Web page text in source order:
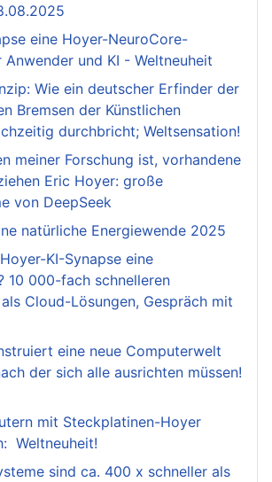
eine Hoyer-NeuroCore-
und KI - Weltneuheit
Wie ein deutscher Erfinder der
Bremsen der Künstlichen
durchbricht; Weltsensation!
meiner Forschung ist, vorhandene
Eric Hoyer: große
von DeepSeek
natürliche Energiewende 2025
KI-Synapse eine
10 000-fach schnelleren
Cloud-Lösungen, Gespräch mit
eine neue Computerwelt
der sich alle ausrichten müssen!
mit Steckplatinen-Hoyer
Weltneuheit!
sind ca. 400 x schneller als